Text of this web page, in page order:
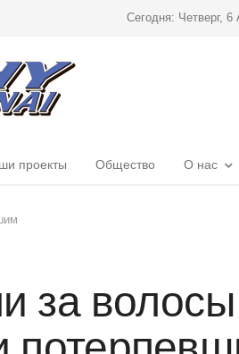
Сегодня: Четверг, 6
проекты Общество О нас
за